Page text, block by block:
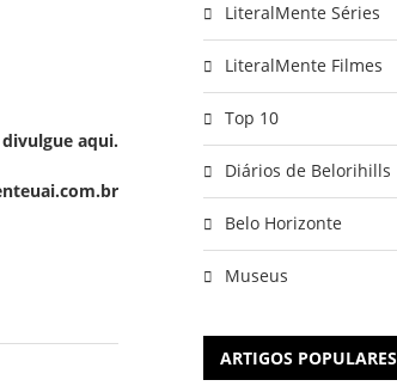
aqui.
LiteralMente Séries
LiteralMente Filmes
Top 10
Diários de Belorihills
Belo Horizonte
Museus
ARTIGOS POPULARES